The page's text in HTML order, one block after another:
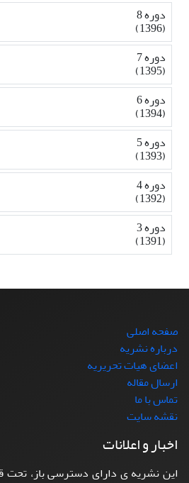
دوره 8
(1396)
دوره 7
(1395)
دوره 6
(1394)
دوره 5
(1393)
دوره 4
(1392)
دوره 3
(1391)
صفحه اصلی
درباره نشریه
اعضای هیات تحریریه
ارسال مقاله
تماس با ما
نقشه سایت
اخبار و اعلانات
این نشریه ی دارای دسترسی باز، تحت